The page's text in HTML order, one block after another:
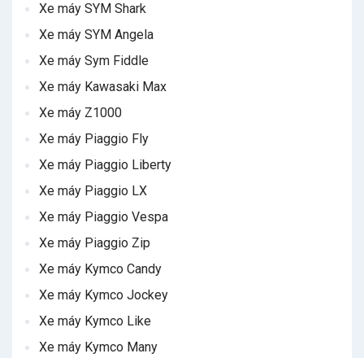
Xe máy SYM Shark
Xe máy SYM Angela
Xe máy Sym Fiddle
Xe máy Kawasaki Max
Xe máy Z1000
Xe máy Piaggio Fly
Xe máy Piaggio Liberty
Xe máy Piaggio LX
Xe máy Piaggio Vespa
Xe máy Piaggio Zip
Xe máy Kymco Candy
Xe máy Kymco Jockey
Xe máy Kymco Like
Xe máy Kymco Many